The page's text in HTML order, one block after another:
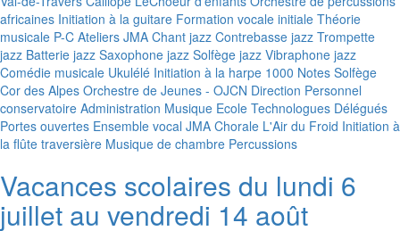
africaines Initiation à la guitare Formation vocale initiale Théorie
musicale P-C Ateliers JMA Chant jazz Contrebasse jazz Trompette
jazz Batterie jazz Saxophone jazz Solfège jazz Vibraphone jazz
Comédie musicale Ukulélé Initiation à la harpe 1000 Notes Solfège
Cor des Alpes Orchestre de Jeunes - OJCN Direction Personnel
conservatoire Administration Musique Ecole Technologues Délégués
Portes ouvertes Ensemble vocal JMA Chorale L'Air du Froid Initiation à
la flûte traversière Musique de chambre Percussions
Vacances scolaires du lundi 6
juillet au vendredi 14 août